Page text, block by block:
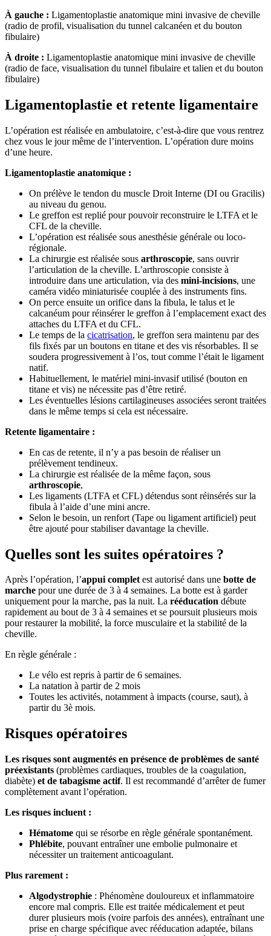
À gauche : Ligamentoplastie anatomique mini invasive de cheville
(radio de profil, visualisation du tunnel calcanéen et du bouton
fibulaire)
À droite : Ligamentoplastie anatomique mini invasive de cheville
(radio de face, visualisation du tunnel fibulaire et talien et du bouton
fibulaire)
Ligamentoplastie et retente ligamentaire
L’opération est réalisée en ambulatoire, c’est-à-dire que vous rentrez
chez vous le jour même de l’intervention. L’opération dure moins
d’une heure.
Ligamentoplastie anatomique :
On prélève le tendon du muscle Droit Interne (DI ou Gracilis)
au niveau du genou.
Le greffon est replié pour pouvoir reconstruire le LTFA et le
CFL de la cheville.
L’opération est réalisée sous anesthésie générale ou loco-
régionale.
La chirurgie est réalisée sous arthroscopie, sans ouvrir
l’articulation de la cheville. L’arthroscopie consiste à
introduire dans une articulation, via des mini-incisions, une
caméra vidéo miniaturisée couplée à des instruments fins.
On perce ensuite un orifice dans la fibula, le talus et le
calcanéum pour réinsérer le greffon à l’emplacement exact des
attaches du LTFA et du CFL.
Le temps de la cicatrisation, le greffon sera maintenu par des
fils fixés par un boutons en titane et des vis résorbables. Il se
soudera progressivement à l’os, tout comme l’était le ligament
natif.
Habituellement, le matériel mini-invasif utilisé (bouton en
titane et vis) ne nécessite pas d’être retiré.
Les éventuelles lésions cartilagineuses associées seront traitées
dans le même temps si cela est nécessaire.
Retente ligamentaire :
En cas de retente, il n’y a pas besoin de réaliser un
prélèvement tendineux.
La chirurgie est réalisée de la même façon, sous
arthroscopie,
Les ligaments (LTFA et CFL) détendus sont réinsérés sur la
fibula à l’aide d’une mini ancre.
Selon le besoin, un renfort (Tape ou ligament artificiel) peut
être ajouté pour stabiliser davantage la cheville.
Quelles sont les suites opératoires ?
Après l’opération, l’appui completest autorisé dans une botte de
marche pour une durée de 3 à 4 semaines. La botte est à garder
uniquement pour la marche, pas la nuit. La rééducation débute
rapidement au bout de 3 à 4 semaines et se poursuit plusieurs mois
pour restaurer la mobilité, la force musculaire et la stabilité de la
cheville.
En règle générale :
Le vélo est repris à partir de 6 semaines.
La natation à partir de 2 mois
Toutes les activités, notamment à impacts (course, saut), à
partir du 3è mois.
Risques opératoires
Les risques sont augmentés en présence de problèmes de santé
préexistants (problèmes cardiaques, troubles de la coagulation,
diabète) et de tabagisme actif. Il est recommandé d’arrêter de fumer
complètement avant l’opération.
Les risques incluent :
Hématome qui se résorbe en règle générale spontanément.
Phlébite, pouvant entraîner une embolie pulmonaire et
nécessiter un traitement anticoagulant.
Plus rarement :
Algodystrophie : Phénomène douloureux et inflammatoire
encore mal compris. Elle est traitée médicalement et peut
durer plusieurs mois (voire parfois des années), entraînant une
prise en charge spécifique avec rééducation adaptée, bilans